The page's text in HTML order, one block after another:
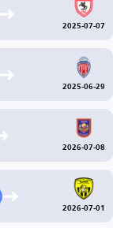
2025-07-07
2025-06-29
2026-07-08
2026-07-01